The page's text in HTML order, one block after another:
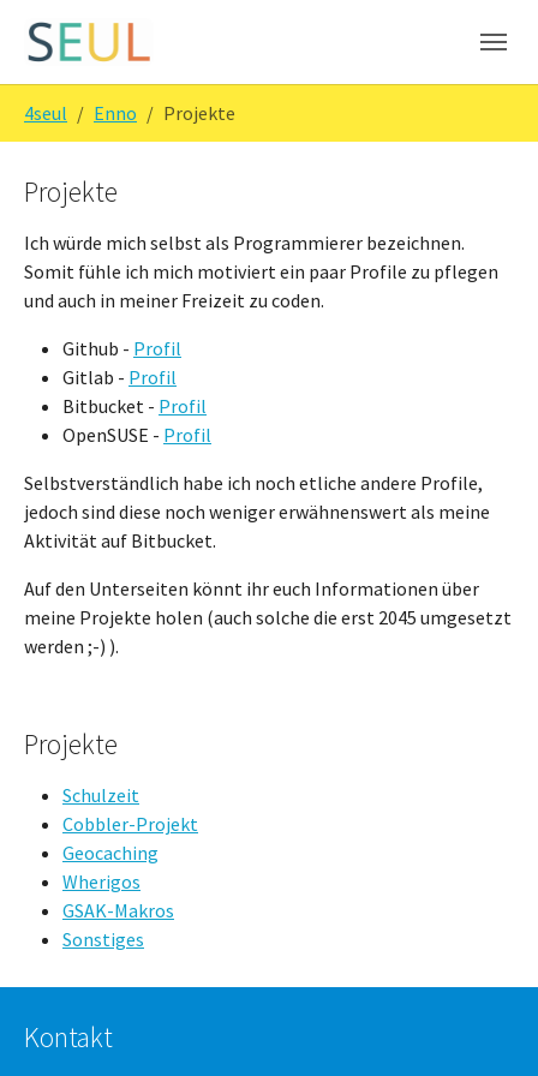
4seul Enno Projekte
Projekte
Ich würde mich selbst als Programmierer bezeichnen.
Somit fühle ich mich motiviert ein paar Profile zu pflegen
und auch in meiner Freizeit zu coden.
Github - Profil
Gitlab - Profil
Bitbucket - Profil
OpenSUSE - Profil
Selbstverständlich habe ich noch etliche andere Profile,
jedoch sind diese noch weniger erwähnenswert als meine
Aktivität auf Bitbucket.
Auf den Unterseiten könnt ihr euch Informationen über
meine Projekte holen (auch solche die erst 2045 umgesetzt
werden ;-) ).
Projekte
Schulzeit
Cobbler-Projekt
Geocaching
Wherigos
GSAK-Makros
Sonstiges
Kontakt